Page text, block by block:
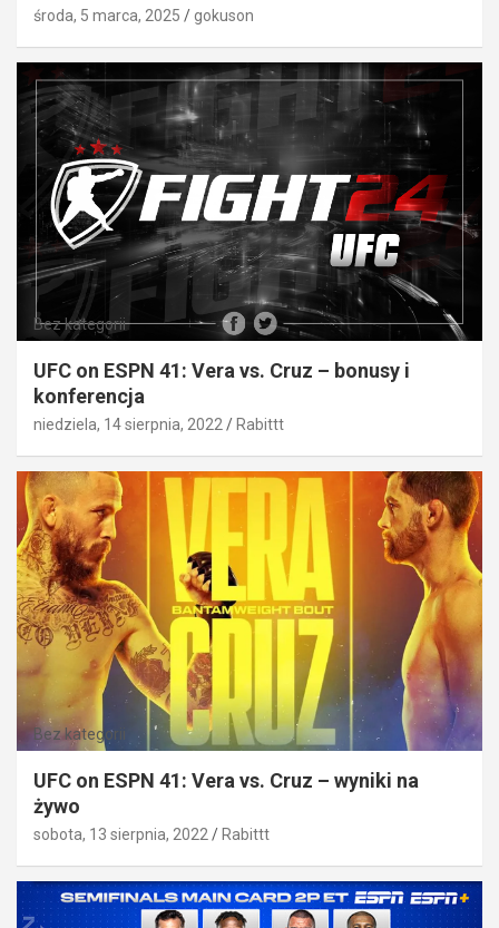
środa, 5 marca, 2025 gokuson
Bez kategorii
UFC on ESPN 41: Vera vs. Cruz – bonusy i
konferencja
niedziela, 14 sierpnia, 2022 Rabittt
Bez kategorii
UFC on ESPN 41: Vera vs. Cruz – wyniki na
żywo
sobota, 13 sierpnia, 2022 Rabittt